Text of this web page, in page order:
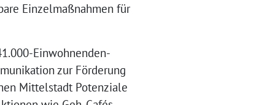
Einzelmaßnahmen für
Einwohnenden-
zur Förderung
Mittelstadt Potenziale